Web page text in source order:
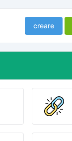
creare